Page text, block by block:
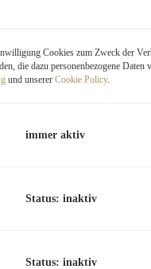
Cookies zum Zweck der
die dazu personenbezogene Daten
und unserer Cookie Policy.
immer aktiv
Status: inaktiv
Status: inaktiv